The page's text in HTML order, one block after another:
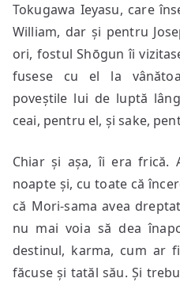
Tokugawa Ieyasu, care
William, dar și pentru
ori, fostul Shōgun îi
fusese cu el la
poveștile lui de luptă
ceai, pentru el, și sake,
Chiar și așa, îi era frică.
noapte și, cu toate că
că Mori-sama avea
nu mai voia să dea
destinul, karma, cum ar
făcuse și tatăl său. Și